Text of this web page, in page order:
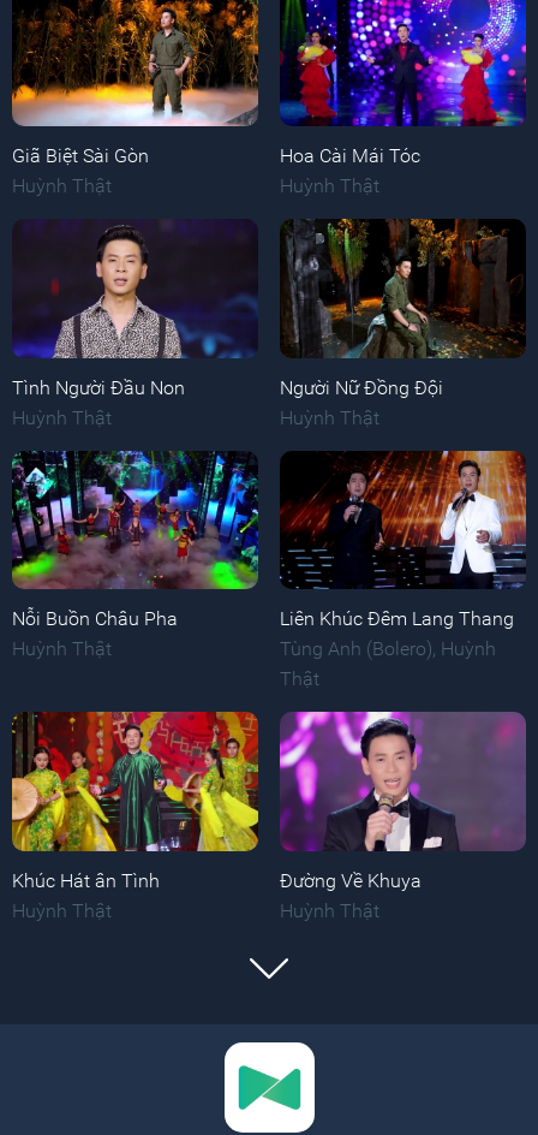
Giã Biệt Sài Gòn
Huỳnh Thật
Hoa Cài Mái Tóc
Huỳnh Thật
Tình Người Đầu Non
Huỳnh Thật
Người Nữ Đồng Đội
Huỳnh Thật
Nỗi Buồn Châu Pha
Huỳnh Thật
Liên Khúc Đêm Lang Thang
Tùng Anh (Bolero), Huỳnh
Thật
Khúc Hát ân Tình
Huỳnh Thật
Đường Về Khuya
Huỳnh Thật